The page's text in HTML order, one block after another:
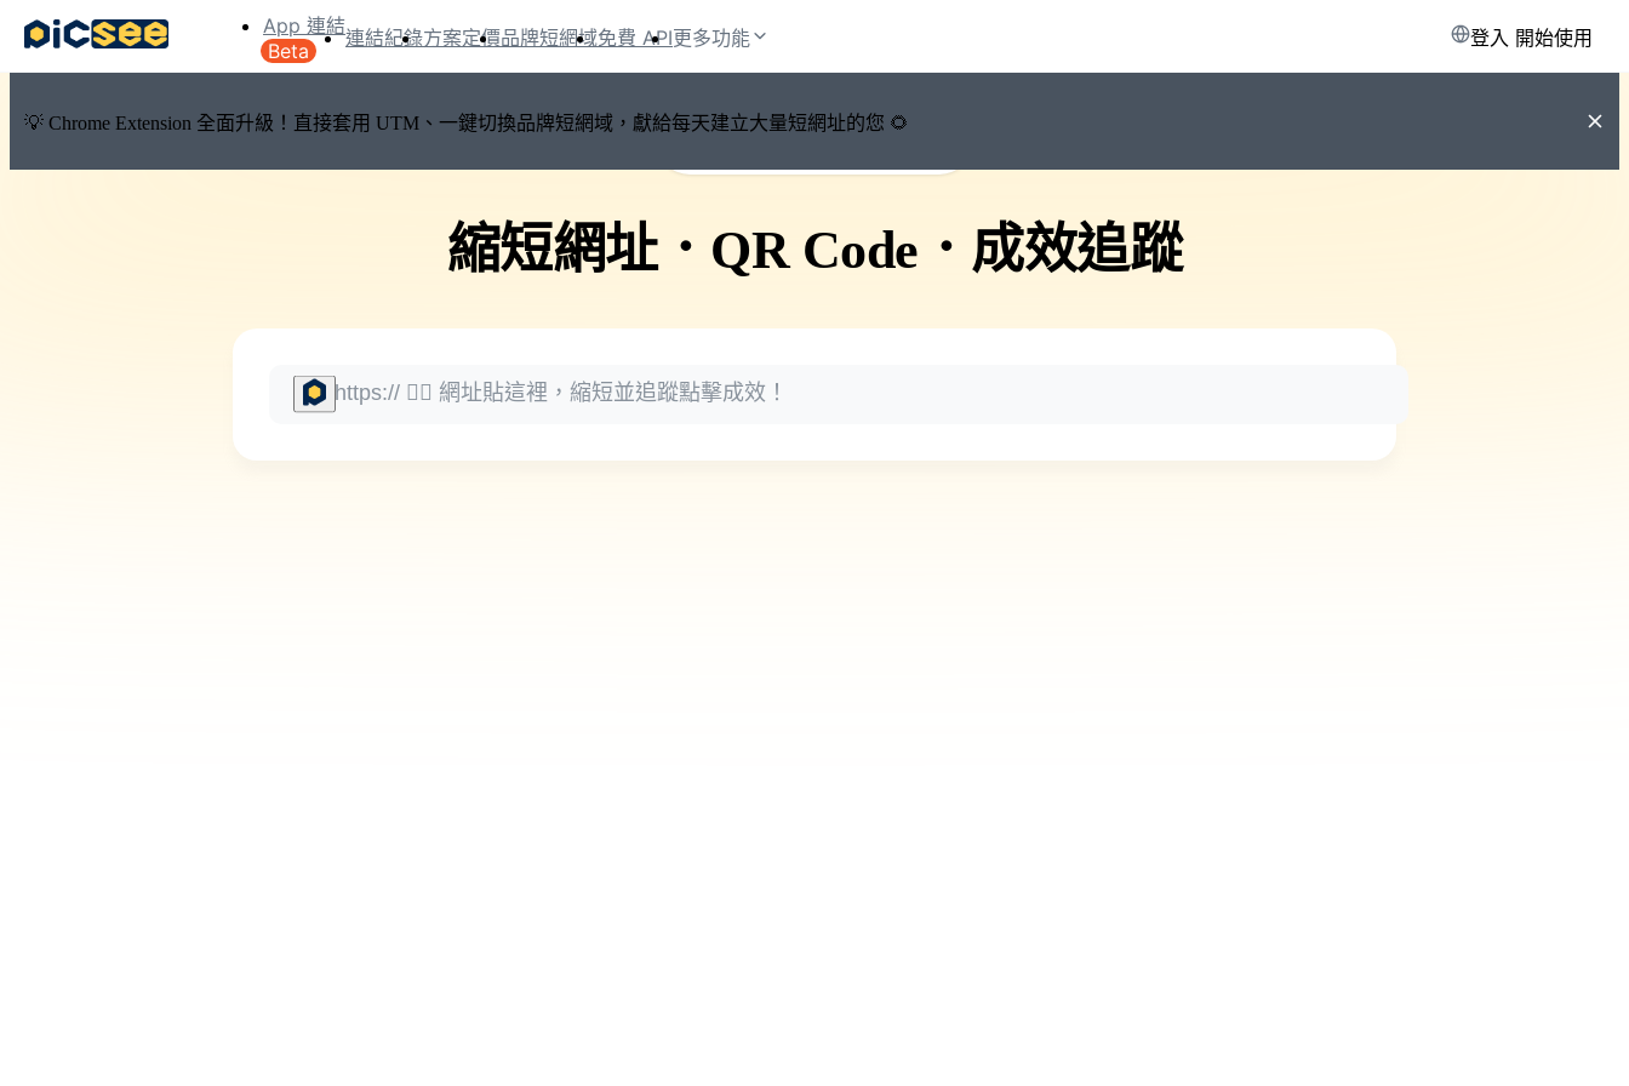
💡 Chrome Extension 全面升級！直接套用 UTM、一鍵切換品牌短網域，獻給每天建立大量短網址的您 🌻
App 連結
Beta
連結紀錄方案定價品牌短網域免費 API更多功能 登入 開始使用
🚀 PicSee 短網址永久有效
縮短網址． QR Code ． 成效追蹤